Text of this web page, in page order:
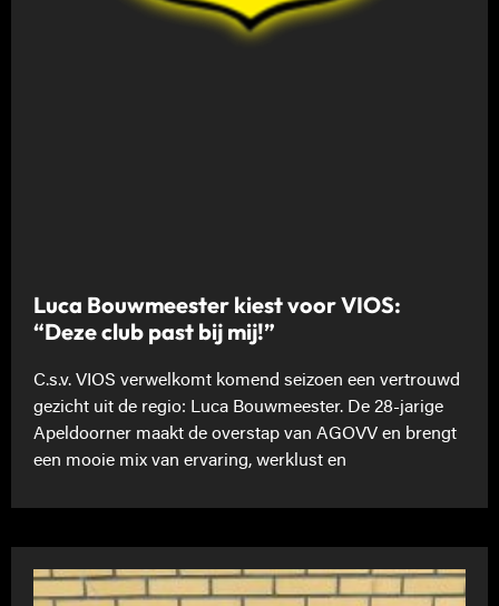
Luca Bouwmeester kiest voor VIOS:
“Deze club past bij mij!”
C.s.v. VIOS verwelkomt komend seizoen een vertrouwd
gezicht uit de regio: Luca Bouwmeester. De 28-jarige
Apeldoorner maakt de overstap van AGOVV en brengt
een mooie mix van ervaring, werklust en